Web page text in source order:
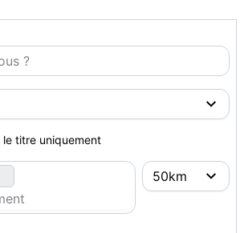
le titre uniquement